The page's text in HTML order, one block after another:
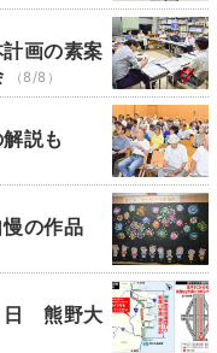
画の素案
（8/8）
説も
の作品
日 熊野大